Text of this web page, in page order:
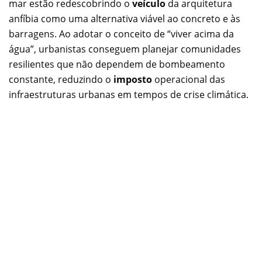
mar estão redescobrindo o veículo da arquitetura
anfíbia como uma alternativa viável ao concreto e às
barragens. Ao adotar o conceito de “viver acima da
água”, urbanistas conseguem planejar comunidades
resilientes que não dependem de bombeamento
constante, reduzindo o imposto operacional das
infraestruturas urbanas em tempos de crise climática.